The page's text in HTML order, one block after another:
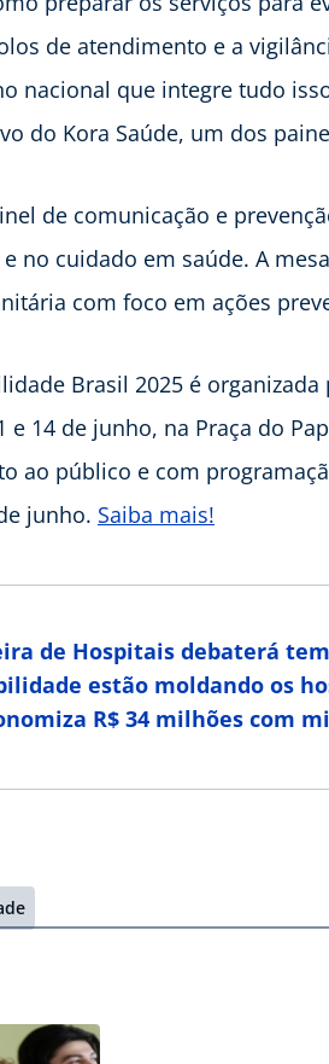
de atendimento e a
nacional que integre tudo
do Kora Saúde, um dos
de comunicação e
no cuidado em saúde. A
com foco em ações
Brasil 2025 é
14 de junho, na Praça do
ao público e com
junho. Saiba mais!
de Hospitais debaterá
estão moldando os
R$ 34 milhões com